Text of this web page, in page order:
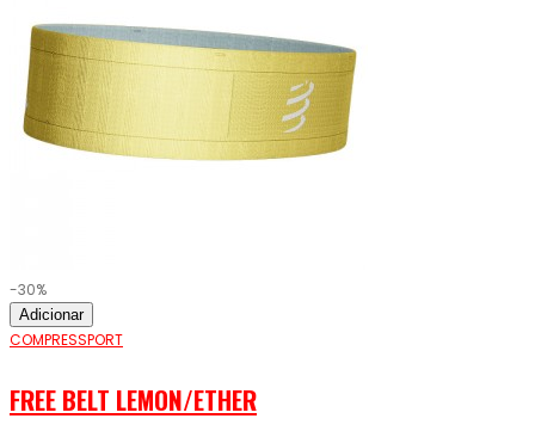
-30%
Adicionar
COMPRESSPORT
FREE BELT LEMON/ETHER